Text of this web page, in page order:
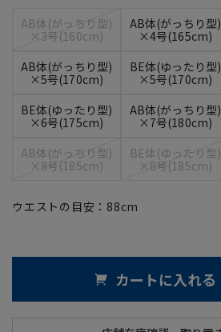
AB体(がっちり型)
×3号(160cm)
AB体(がっちり型)
×4号(165cm)
AB体(がっちり型)
×5号(170cm)
BE体(ゆったり型)
×5号(170cm)
BE体(ゆったり型)
×6号(175cm)
AB体(がっちり型)
×7号(180cm)
AB体(がっちり型)
×8号(185cm)
BE体(ゆったり型)
×8号(185cm)
ウエストの目安： 88cm
カートに入れる